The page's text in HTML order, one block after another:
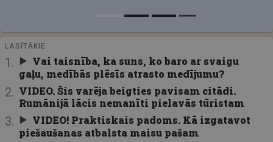
LASĪTĀKIE
Vai taisnība, ka suns, ko baro ar svaigu
gaļu, medībās plēsīs atrasto medījumu?
VIDEO. Šis varēja beigties pavisam citādi.
Rumānijā lācis nemanīti pielavās tūristam
VIDEO! Praktiskais padoms. Kā izgatavot
piešaušanas atbalsta maisu pašam